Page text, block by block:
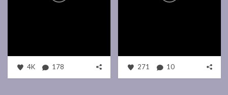
4K 178 271 10